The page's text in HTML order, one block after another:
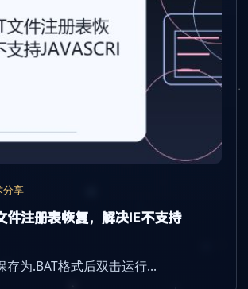
分享
件注册表恢复，解决IE不支持
存为.BAT格式后双击运行...